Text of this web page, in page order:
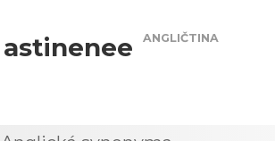
astinenee ANGLIČTINA